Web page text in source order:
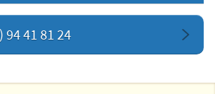
94 41 81 24